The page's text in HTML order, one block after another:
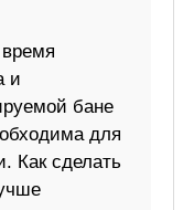
и
бане
для
Как сделать